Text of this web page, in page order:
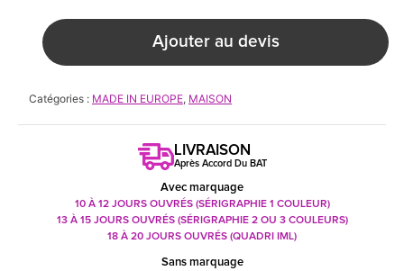
Ajouter au devis
Catégories : MADE IN EUROPE, MAISON
LIVRAISON
Après Accord Du BAT
Avec marquage
10 À 12 JOURS OUVRÉS (SÉRIGRAPHIE 1 COULEUR)
13 À 15 JOURS OUVRÉS (SÉRIGRAPHIE 2 OU 3 COULEURS)
18 À 20 JOURS OUVRÉS (QUADRI IML)
Sans marquage